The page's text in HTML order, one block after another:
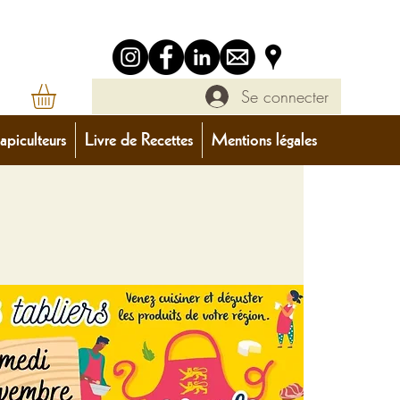
Se connecter
Livre de Recettes Mentions légales